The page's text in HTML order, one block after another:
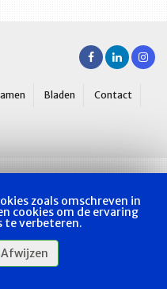
Bladen Contact
zoals omschreven in
cookies om de ervaring
te verbeteren.
Afwijzen